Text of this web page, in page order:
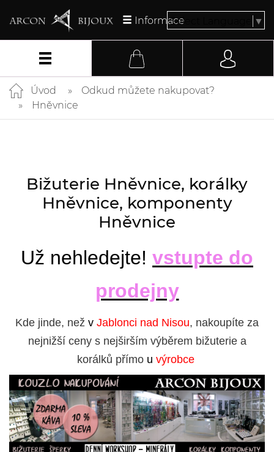
InformaceSelect Language ▼
Úvod
Odkud můžete nakupovat?
Hněvnice
Bižuterie Hněvnice, korálky
Hněvnice, komponenty
Hněvnice
Už nehledejte! vstupte do
prodejny
Kde jinde, než v Jablonci nad Nisou, nakoupíte za
nejnižší ceny s nejširším výběrem bižuterie a
korálků přímo u výrobce